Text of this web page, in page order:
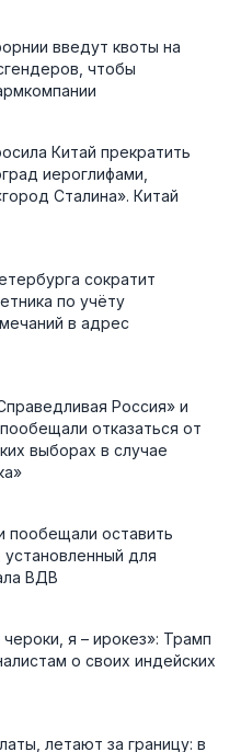
введут квоты на
чтобы
Китай прекратить
иероглифами,
Сталина». Китай
сократит
по учёту
в адрес
Россия» и
отказаться от
выборах в случае
пообещали оставить
для
ВДВ
чероки, я – ирокез»: Трамп
о своих индейских
летают за границу: в